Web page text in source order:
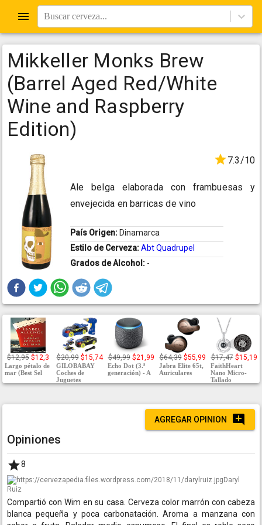
Buscar cerveza...
Mikkeller Monks Brew
(Barrel Aged Red/White
Wine and Raspberry
Edition)
7.3/10
Ale belga elaborada con frambuesas y
envejecida en barricas de vino
País Origen: Dinamarca
Estilo de Cerveza:Abt Quadrupel
Grados de Alcohol: -
$12,95 $12,3
Largo pétalo de
mar (Best Sel
$20,99 $15,74
GILOBABAY
Coches de
Juguetes
$49,99 $21,99
Echo Dot (3.ª
generación) - A
$64,39 $55,99
Jabra Elite 65t,
Auriculares
$17,47 $15,19
FaithHeart
Nano Micro-
Tallado
AGREGAR OPINION
Opiniones
8
Daryl
Ruiz
Compartió con Wim en su casa. Cerveza color marrón con cabeza
blanca pequeña y poca carbonatación. Aroma a manzana con